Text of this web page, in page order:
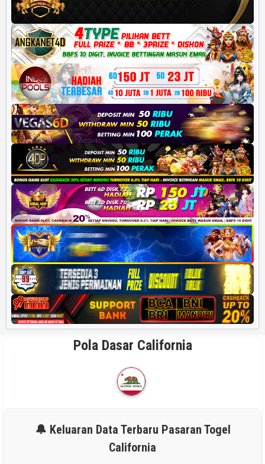
Pola Dasar California
🔔 Keluaran Data Terbaru Pasaran Togel
California